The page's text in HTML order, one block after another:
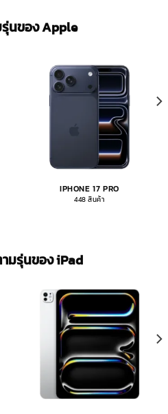
นของ Apple
IPHONE 17 PRO
448 สินค้า
มรุ่นของ iPad​